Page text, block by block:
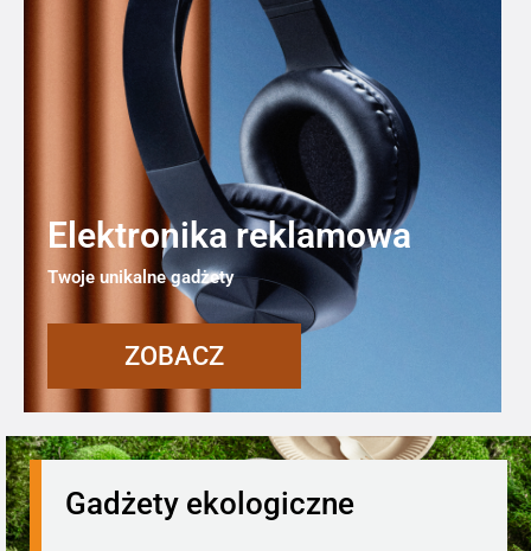
Elektronika reklamowa
Twoje unikalne gadżety
ZOBACZ
Gadżety ekologiczne